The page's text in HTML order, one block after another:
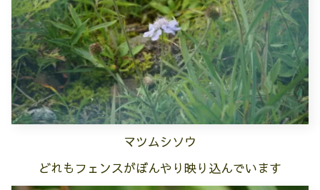
マツムシソウ
どれもフェンスがぼんやり映り込んでいます